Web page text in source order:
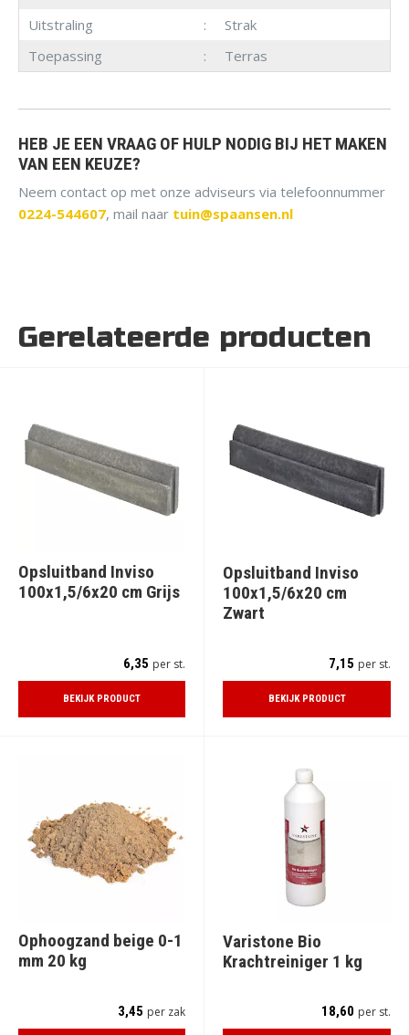
Uitstraling
Strak
Toepassing
Terras
HEB JE EEN VRAAG OF HULP NODIG BIJ HET MAKEN
VAN EEN KEUZE?
Neem contact op met onze adviseurs via telefoonnummer
0224-544607, mail naar tuin@spaansen.nl
Gerelateerde producten
Opsluitband Inviso
100x1,5/6x20 cm Grijs
6,35 per st.
BEKIJK PRODUCT
Opsluitband Inviso
100x1,5/6x20 cm
Zwart
7,15 per st.
BEKIJK PRODUCT
Ophoogzand beige 0-1
mm 20 kg
3,45 per zak
Varistone Bio
Krachtreiniger 1 kg
18,60 per st.